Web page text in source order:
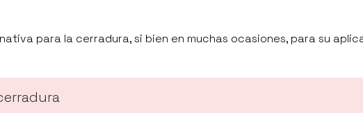
para la cerradura, si bien en muchas ocasiones, para su